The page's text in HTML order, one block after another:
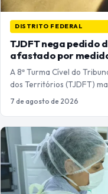
DISTRITO FEDERAL
TJDFT nega pedido
afastado por
A 8ª Turma Cível do
dos Territórios (TJDFT)
7 de agosto de 2026